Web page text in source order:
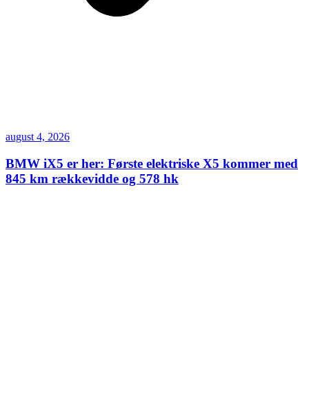
august 4, 2026
BMW iX5 er her: Første elektriske X5 kommer med
845 km rækkevidde og 578 hk